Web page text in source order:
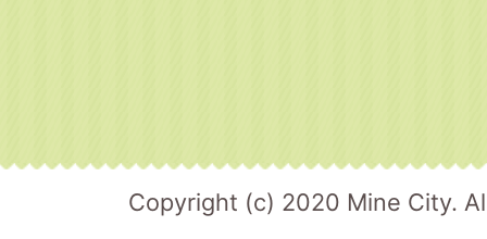
Copyright (c) 2020 Mine City.